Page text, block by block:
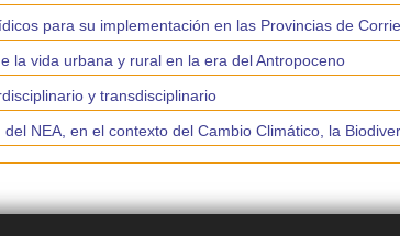
para su implementación en las Provincias de
la vida urbana y rural en la era del Antropoceno
y transdisciplinario
NEA, en el contexto del Cambio Climático, la